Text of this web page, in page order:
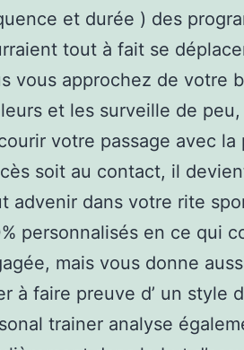
et durée ) des
tout à fait se
vous approchez de votre
et les surveille de
votre passage avec
soit au contact, il
advenir dans votre rite
personnalisés en ce qui
mais vous donne
à faire preuve d’ un style
trainer analyse